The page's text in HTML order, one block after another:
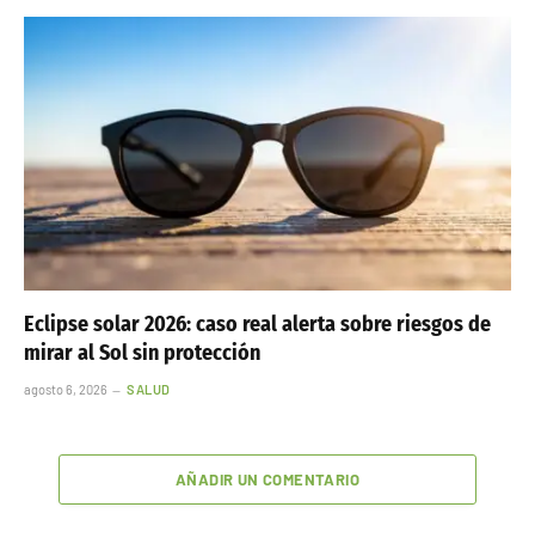
Eclipse solar 2026: caso real alerta sobre riesgos de
mirar al Sol sin protección
agosto 6, 2026 SALUD
AÑADIR UN COMENTARIO